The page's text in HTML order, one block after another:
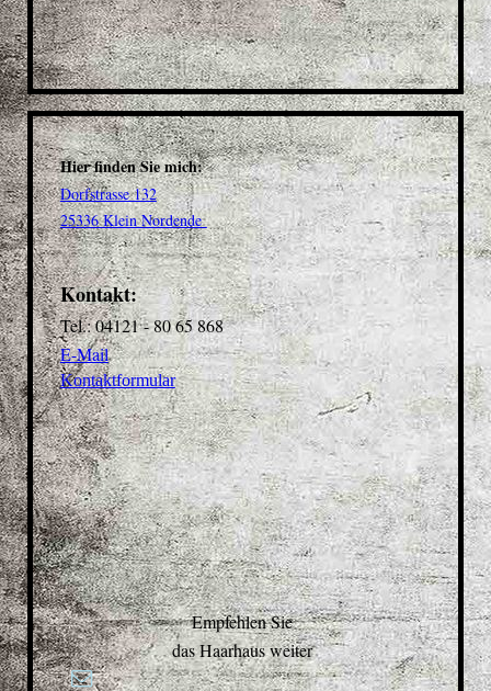
Hier finden Sie mich:
Dorfstrasse 132
25336 Klein Nordende
Kontakt:
Tel.: 04121 - 80 65 868
E-Mail
Kontaktformular
Empfehlen Sie
das Haarhaus weiter